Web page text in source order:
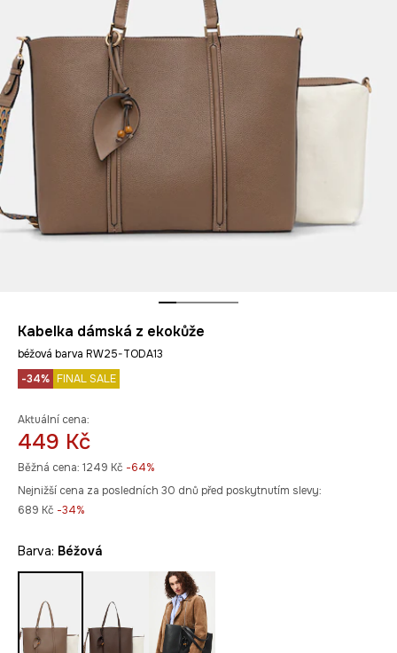
Kabelka dámská z ekokůže
béžová barva RW25-TODA13
-34% FINAL SALE
Aktuální cena:
449 Kč
Běžná cena: 1249 Kč -64%
Nejnižší cena za posledních 30 dnů před poskytnutím slevy:
689 Kč -34%
Barva: béžová